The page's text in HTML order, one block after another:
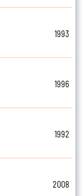
1993
1996
1992
2008